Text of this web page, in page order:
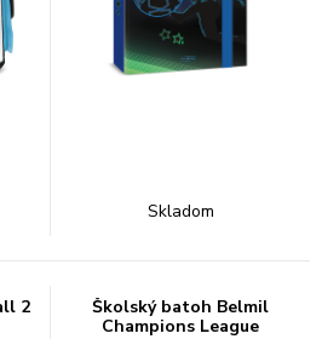
Skladom
2
Školský batoh Belmil
Champions League